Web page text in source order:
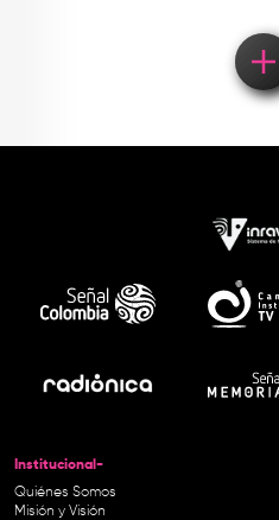
Institucional-
Quiénes Somos
Misión y Visión